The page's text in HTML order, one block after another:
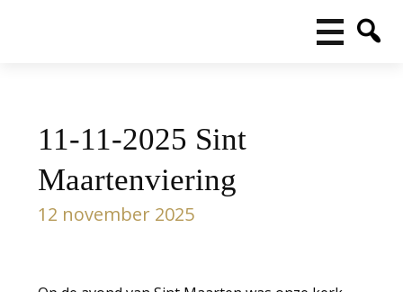
11-11-2025 Sint
Maartenviering
12 november 2025